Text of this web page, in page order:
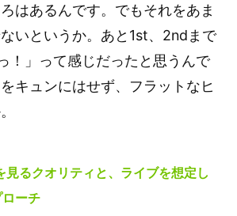
はあるんです。でもそれをあま
いというか。あと1st、2ndまで
！」って感じだったと思うんで
キュンにはせず、フラットなヒ
見るクオリティと、ライブを想定し
ーチ